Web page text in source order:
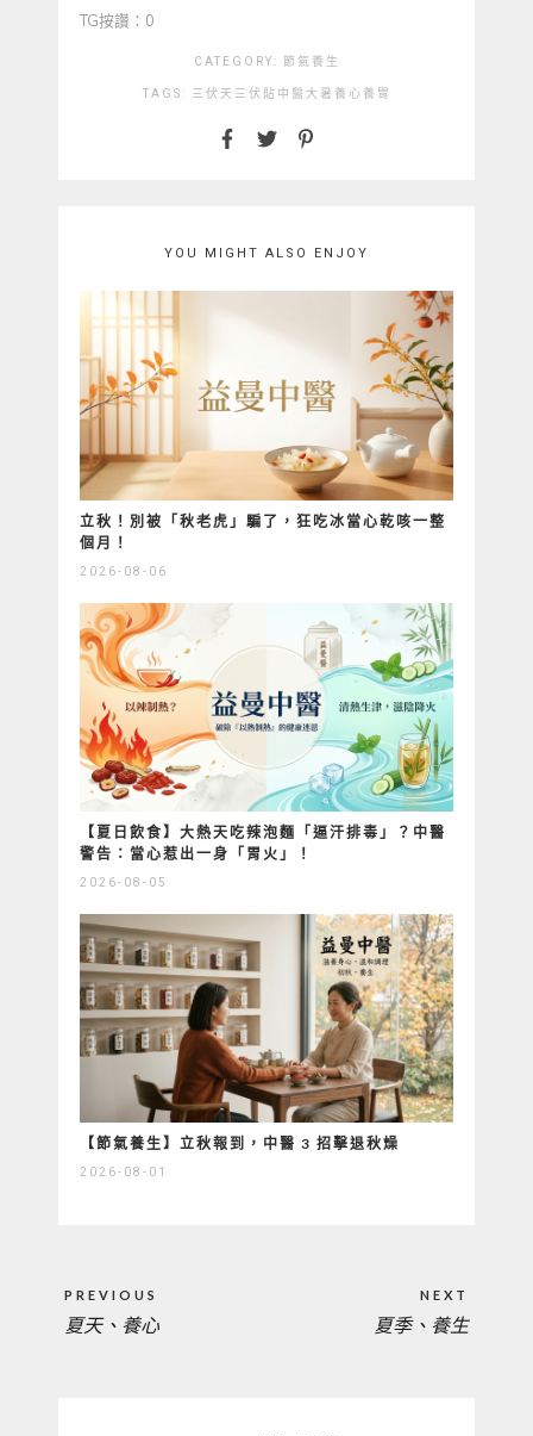
TG按讚：0
CATEGORY: 節氣養生
TAGS: 三伏天 三伏貼 中醫 大暑 養心 養胃
YOU MIGHT ALSO ENJOY
立秋！別被「秋老虎」騙了，狂吃冰當心乾咳一整
個月！
2026-08-06
【夏日飲食】大熱天吃辣泡麵「逼汗排毒」？中醫
警告：當心惹出一身「胃火」！
2026-08-05
【節氣養生】立秋報到，中醫 3 招擊退秋燥
2026-08-01
導
PREVIOUS
PREVIOUS
夏天、養心
NEXT
夏季、養生